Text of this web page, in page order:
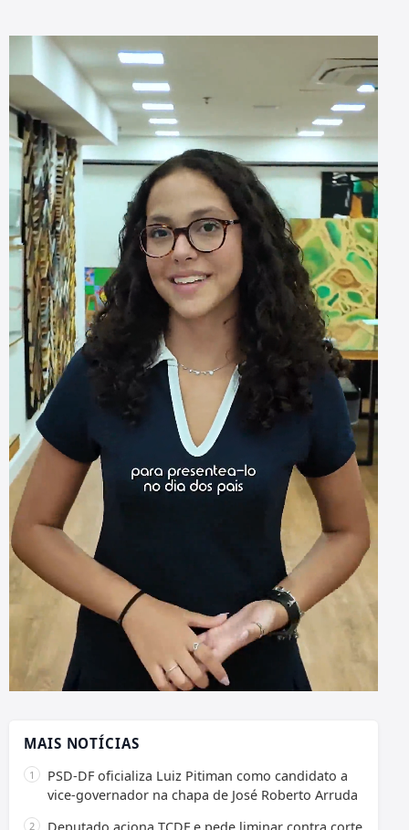
MAIS NOTÍCIAS
PSD-DF oficializa Luiz Pitiman como candidato a
vice-governador na chapa de José Roberto Arruda
Deputado aciona TCDF e pede liminar contra corte